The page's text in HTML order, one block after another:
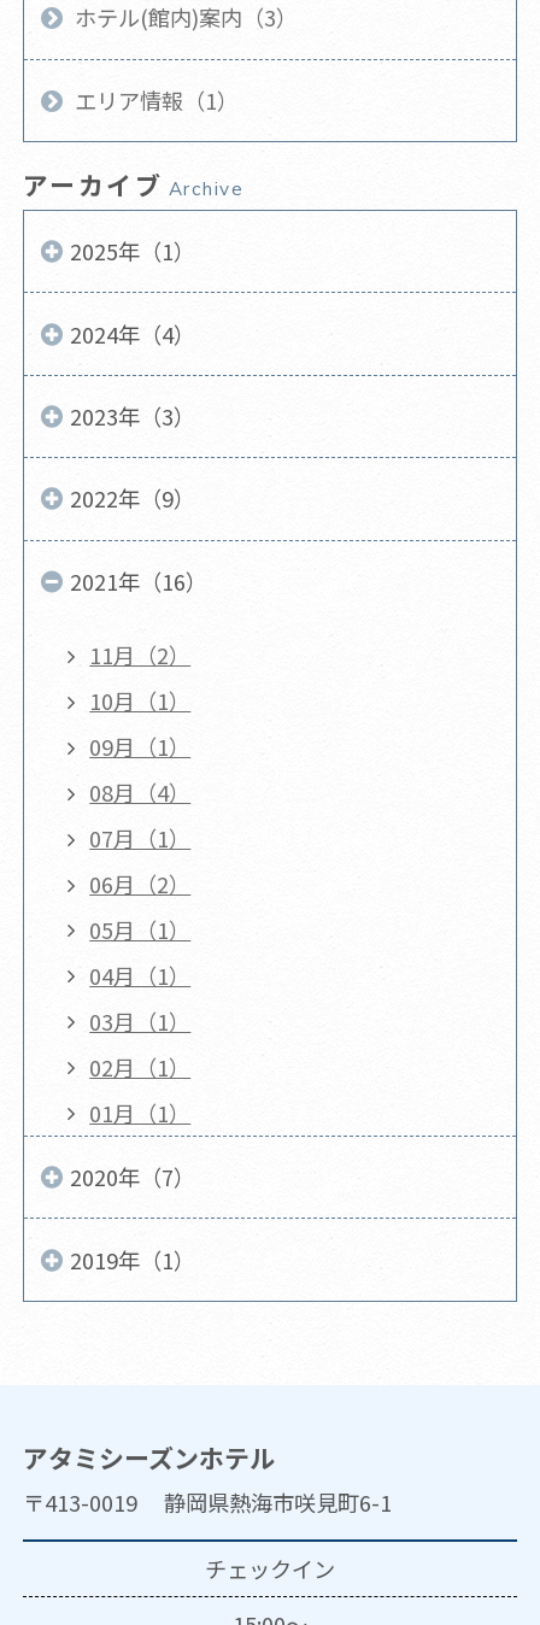
ホテル(館内)案内（3）
エリア情報（1）
アーカイブ Archive
2025年（1）
2024年（4）
2023年（3）
2022年（9）
2021年（16）
11月（2）
10月（1）
09月（1）
08月（4）
07月（1）
06月（2）
05月（1）
04月（1）
03月（1）
02月（1）
01月（1）
2020年（7）
2019年（1）
アタミシーズンホテル
〒413-0019 静岡県熱海市咲見町6-1
チェックイン